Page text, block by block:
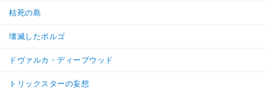
枯死の島
壊滅したボルゴ
ドヴァルカ・ディープウッド
トリックスターの妄想